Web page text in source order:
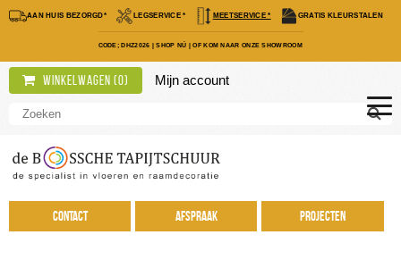
AAN HUIS BEZORGD* LEGSERVICE * MEETSERVICE * GRATIS KLEURSTALEN
CODE; DHZ2026 |SHOP NÚ |OF KOM NAAR ONZE SHOWROOM
Winkelwagen (0) Mijn account
Contact Afspraak Projecten